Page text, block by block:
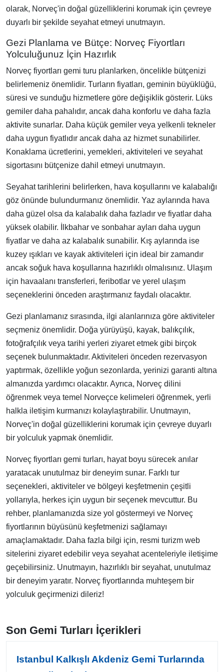
olarak, Norveç'in doğal güzelliklerini korumak için çevreye
duyarlı bir şekilde seyahat etmeyi unutmayın.
Gezi Planlama ve Bütçe: Norveç Fiyortları
Yolculuğunuz İçin Hazırlık
Norveç fiyortları gemi turu planlarken, öncelikle bütçenizi
belirlemeniz önemlidir. Turların fiyatları, geminin büyüklüğü,
süresi ve sunduğu hizmetlere göre değişiklik gösterir. Lüks
gemiler daha pahalıdır, ancak daha konforlu ve daha fazla
aktivite sunarlar. Daha küçük gemiler veya yelkenli tekneler
daha uygun fiyatlıdır ancak daha az hizmet sunabilirler.
Konaklama ücretlerini, yemekleri, aktiviteleri ve seyahat
sigortasını bütçenize dahil etmeyi unutmayın.
Seyahat tarihlerini belirlerken, hava koşullarını ve kalabalığı
göz önünde bulundurmanız önemlidir. Yaz aylarında hava
daha güzel olsa da kalabalık daha fazladır ve fiyatlar daha
yüksek olabilir. İlkbahar ve sonbahar ayları daha uygun
fiyatlar ve daha az kalabalık sunabilir. Kış aylarında ise
kuzey ışıkları ve kayak aktiviteleri için ideal bir zamandır
ancak soğuk hava koşullarına hazırlıklı olmalısınız. Ulaşım
için havaalanı transferleri, feribotlar ve yerel ulaşım
seçeneklerini önceden araştırmanız faydalı olacaktır.
Gezi planlamanız sırasında, ilgi alanlarınıza göre aktiviteler
seçmeniz önemlidir. Doğa yürüyüşü, kayak, balıkçılık,
fotoğrafçılık veya tarihi yerleri ziyaret etmek gibi birçok
seçenek bulunmaktadır. Aktiviteleri önceden rezervasyon
yaptırmak, özellikle yoğun sezonlarda, yerinizi garanti altına
almanızda yardımcı olacaktır. Ayrıca, Norveç dilini
öğrenmek veya temel Norveçce kelimeleri öğrenmek, yerli
halkla iletişim kurmanızı kolaylaştırabilir. Unutmayın,
Norveç'in doğal güzelliklerini korumak için çevreye duyarlı
bir yolculuk yapmak önemlidir.
Norveç fiyortları gemi turları, hayat boyu sürecek anılar
yaratacak unutulmaz bir deneyim sunar. Farklı tur
seçenekleri, aktiviteler ve bölgeyi keşfetmenin çeşitli
yollarıyla, herkes için uygun bir seçenek mevcuttur. Bu
rehber, planlamanızda size yol göstermeyi ve Norveç
fiyortlarının büyüsünü keşfetmenizi sağlamayı
amaçlamaktadır. Daha fazla bilgi için, resmi turizm web
sitelerini ziyaret edebilir veya seyahat acenteleriyle iletişime
geçebilirsiniz. Unutmayın, hazırlıklı bir seyahat, unutulmaz
bir deneyim yaratır. Norveç fiyortlarında muhteşem bir
yolculuk geçirmenizi dileriz!
Son Gemi Turları İçerikleri
Istanbul Kalkışlı Akdeniz Gemi Turlarında